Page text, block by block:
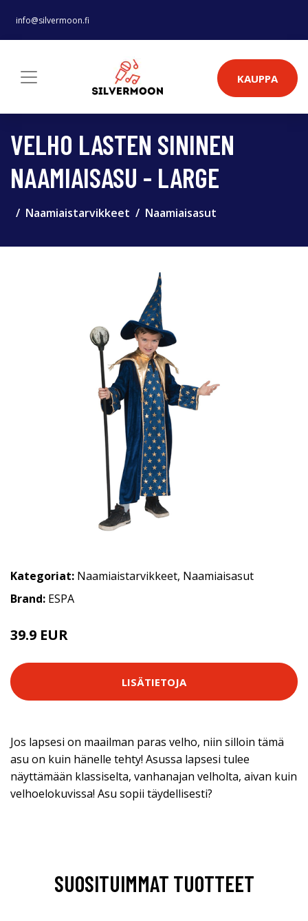
info@silvermoon.fi
KAUPPA
VELHO LASTEN SININEN
NAAMIAISASU - LARGE
Naamiaistarvikkeet Naamiaisasut
Kategoriat: Naamiaistarvikkeet, Naamiaisasut
Brand: ESPA
39.9 EUR
LISÄTIETOJA
Jos lapsesi on maailman paras velho, niin silloin tämä
asu on kuin hänelle tehty! Asussa lapsesi tulee
näyttämään klassiselta, vanhanajan velholta, aivan kuin
velhoelokuvissa! Asu sopii täydellisesti?
SUOSITUIMMAT TUOTTEET